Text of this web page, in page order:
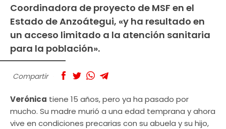
Coordinadora de proyecto de MSF en el
Estado de Anzoátegui, «y ha resultado en
un acceso limitado a la atención sanitaria
para la población».
Compartir
Verónica tiene 15 años, pero ya ha pasado por
mucho. Su madre murió a una edad temprana y ahora
vive en condiciones precarias con su abuela y su hijo,